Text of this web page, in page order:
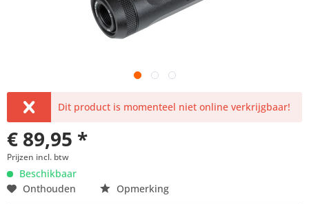
Dit product is momenteel niet online verkrijgbaar!
€ 89,95 *
Prijzen incl. btw
Beschikbaar
Onthouden
Opmerking